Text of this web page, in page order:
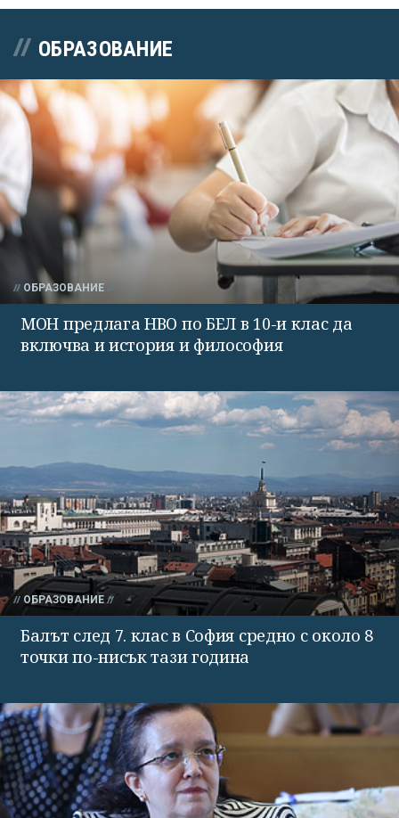
ОБРАЗОВАНИЕ
ОБРАЗОВАНИЕ
МОН предлага НВО по БЕЛ в 10-и клас да
включва и история и философия
ОБРАЗОВАНИЕ
Балът след 7. клас в София средно с около 8
точки по-нисък тази година